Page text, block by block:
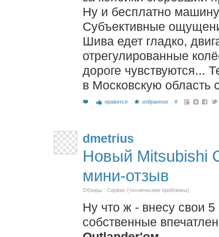
Ну и бесплатно
Субъективные
Шива едет гладко,
отрегулированные
дороге чувствуются...
в Московскую область
нравится избранное #
dmetrius
Новый Mitsubishi
мини-отзыв
Обзоры Сервис (технические проблемы)
Ну что ж - внесу свои
собственные